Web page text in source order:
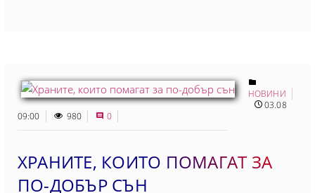
НОВИНИ
03.08
09:00
980 0
ХРАНИТЕ, КОИТО ПОМАГАТ ЗА
ПО-ДОБЪР СЪН